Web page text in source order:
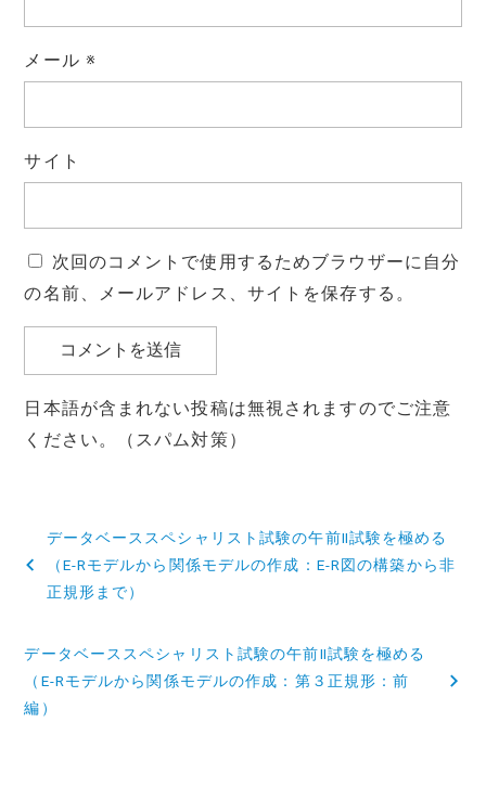
メール ※
サイト
次回のコメントで使用するためブラウザーに自分
の名前、メールアドレス、サイトを保存する。
日本語が含まれない投稿は無視されますのでご注意
ください。（スパム対策）
稿
ビ
ゲ
データベーススペシャリスト試験の午前Ⅱ試験を極める
（E-Rモデルから関係モデルの作成：E-R図の構築から非
正規形まで）
データベーススペシャリスト試験の午前Ⅱ試験を極める
（E-Rモデルから関係モデルの作成：第３正規形：前
編）